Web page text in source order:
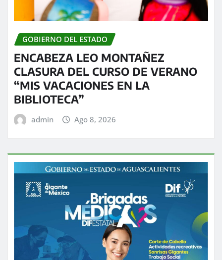
GOBIERNO DEL ESTADO
ENCABEZA LEO MONTAÑEZ
CLASURA DEL CURSO DE VERANO
“MIS VACACIONES EN LA
BIBLIOTECA”
admin Ago 8, 2026